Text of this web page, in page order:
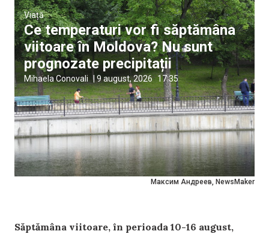
Максим Андреев, NewsMaker
Viață
Ce temperaturi vor fi săptămâna
viitoare în Moldova? Nu sunt
prognozate precipitații
Mihaela Conovali | 9 august, 2026 17:35
Săptămâna viitoare, în perioada 10-16 august,